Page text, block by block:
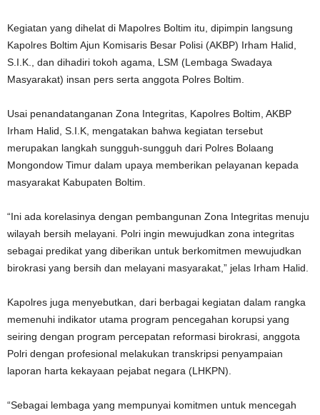
Kegiatan yang dihelat di Mapolres Boltim itu, dipimpin langsung
Kapolres Boltim Ajun Komisaris Besar Polisi (AKBP) Irham Halid,
S.I.K., dan dihadiri tokoh agama, LSM (Lembaga Swadaya
Masyarakat) insan pers serta anggota Polres Boltim.
Usai penandatanganan Zona Integritas, Kapolres Boltim, AKBP
Irham Halid, S.I.K, mengatakan bahwa kegiatan tersebut
merupakan langkah sungguh-sungguh dari Polres Bolaang
Mongondow Timur dalam upaya memberikan pelayanan kepada
masyarakat Kabupaten Boltim.
“Ini ada korelasinya dengan pembangunan Zona Integritas menuju
wilayah bersih melayani. Polri ingin mewujudkan zona integritas
sebagai predikat yang diberikan untuk berkomitmen mewujudkan
birokrasi yang bersih dan melayani masyarakat,” jelas Irham Halid.
Kapolres juga menyebutkan, dari berbagai kegiatan dalam rangka
memenuhi indikator utama program pencegahan korupsi yang
seiring dengan program percepatan reformasi birokrasi, anggota
Polri dengan profesional melakukan transkripsi penyampaian
laporan harta kekayaan pejabat negara (LHKPN).
“Sebagai lembaga yang mempunyai komitmen untuk mencegah